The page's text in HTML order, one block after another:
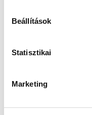
Beállítások
Statisztikai
Marketing